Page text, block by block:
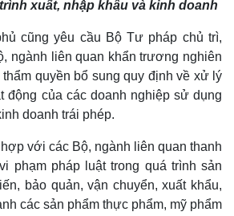
xuất, nhập khẩu và kinh doanh
cũng yêu cầu Bộ Tư pháp chủ trì,
ngành liên quan khẩn trương nghiên
quyền bổ sung quy định về xử lý
động của các doanh nghiệp sử dụng
doanh trái phép.
với các Bộ, ngành liên quan thanh
phạm pháp luật trong quá trình sản
bảo quản, vận chuyển, xuất khẩu,
các sản phẩm thực phẩm, mỹ phẩm